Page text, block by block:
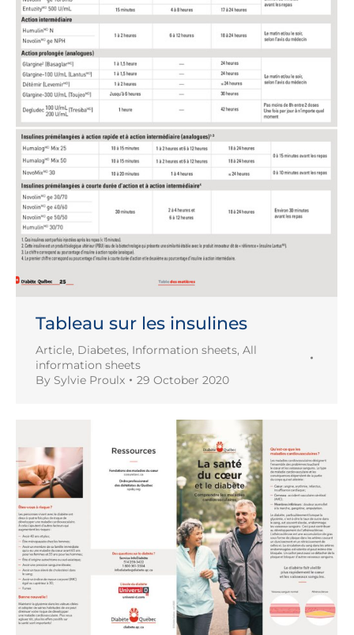
Tableau sur les insulines
Article, Diabetes, Information sheets, All
information sheets
By Sylvie Proulx 29 October 2020